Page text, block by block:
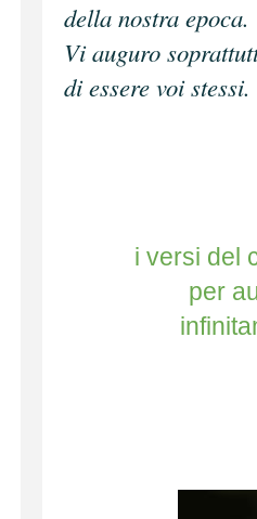
della nostra epoca.
Vi auguro
di essere voi stessi.
i versi del
per